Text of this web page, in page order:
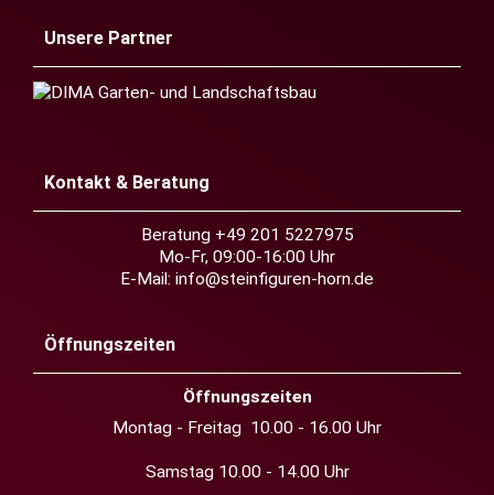
Unsere Partner
Kontakt & Beratung
Beratung +49 201 5227975
Mo-Fr, 09:00-16:00 Uhr
E-Mail: info@steinfiguren-horn.de
Öffnungszeiten
Öffnungszeiten
Montag - Freitag 10.00 - 16.00 Uhr
Samstag 10.00 - 14.00 Uhr